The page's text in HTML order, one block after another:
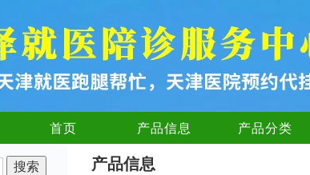
首页 产品信息 产品分类
产品信息